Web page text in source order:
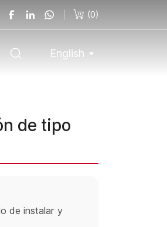
(0)
English
de tipo
de instalar y